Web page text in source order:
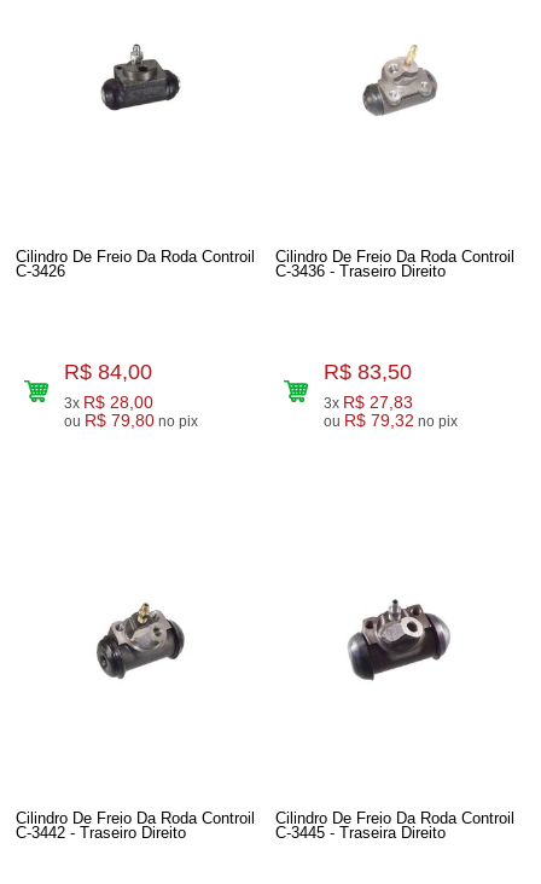
Cilindro De Freio Da Roda Controil
C-3426
R$ 84,00
3x R$ 28,00
ou R$ 79,80 no pix
Cilindro De Freio Da Roda Controil
C-3436 - Traseiro Direito
R$ 83,50
3x R$ 27,83
ou R$ 79,32 no pix
Cilindro De Freio Da Roda Controil
C-3442 - Traseiro Direito
Cilindro De Freio Da Roda Controil
C-3445 - Traseira Direito